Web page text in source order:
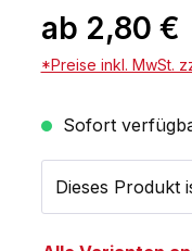
ab 2,80 €
*Preise inkl. MwSt.
Sofort
Dieses Produkt